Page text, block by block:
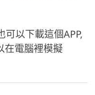
可以下載這個APP,
在電腦裡模擬